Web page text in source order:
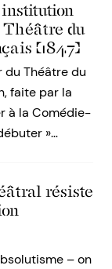
Théâtre du
(1847)
du Théâtre du
faite par la
à la Comédie-
»…
résiste
– on